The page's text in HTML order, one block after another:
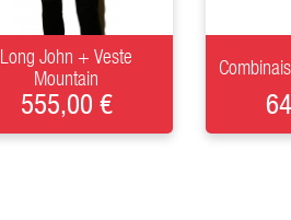
+
Long John + Veste
Mountain
555,00 €